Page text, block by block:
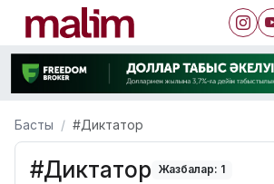
Басты #Диктатор
#Диктатор Жазбалар: 1